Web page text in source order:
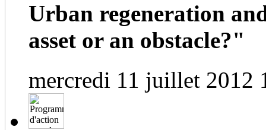
Urban regeneration
asset or an obstacle?"
mercredi 11 juillet 2012